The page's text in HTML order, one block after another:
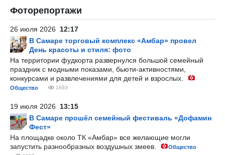
Фоторепортажи
26 июля 2026 12:17
В Самаре торговый комплекс «Амбар» провел
День красоты и стиля: фото
На территории фудкорта развернулся большой семейный
праздник с модными показами, бьюти-активностями,
конкурсами и развлечениями для детей и взрослых.
Общество 1693
19 июля 2026 13:15
В Самаре прошёл семейный фестиваль «Дофамин
Фест»
На площадке около ТК «Амбар» все желающие могли
запустить разнообразных воздушных змеев.
Общество